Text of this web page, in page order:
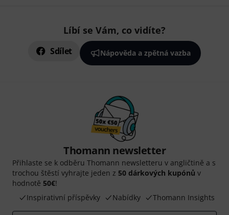
Líbí se Vám, co vidíte?
Sdílet Nápověda a zpětná vazba
Thomann newsletter
Přihlaste se k odběru Thomann newsletteru v angličtině a s
trochou štěstí vyhrajte jeden z 50 dárkových kupónů v
hodnotě 50€!
Inspirativní příspěvky
Nabídky Thomann Insights